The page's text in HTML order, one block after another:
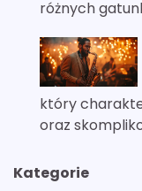
różnych
który
oraz
Kategorie